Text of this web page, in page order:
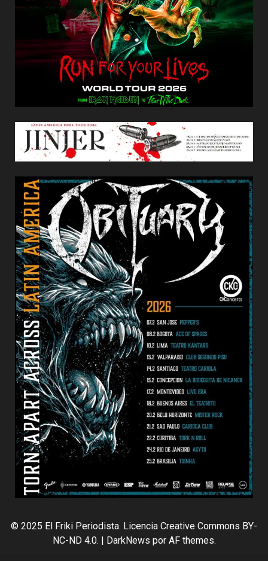
© 2025 El Friki Periodista. Licencia Creative Commons BY-
NC-ND 4.0. | DarkNews por AF themes.